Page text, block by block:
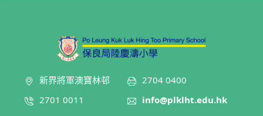
新界將軍澳寶林邨
2701 0011
2704 0400
info@plklht.edu.hk